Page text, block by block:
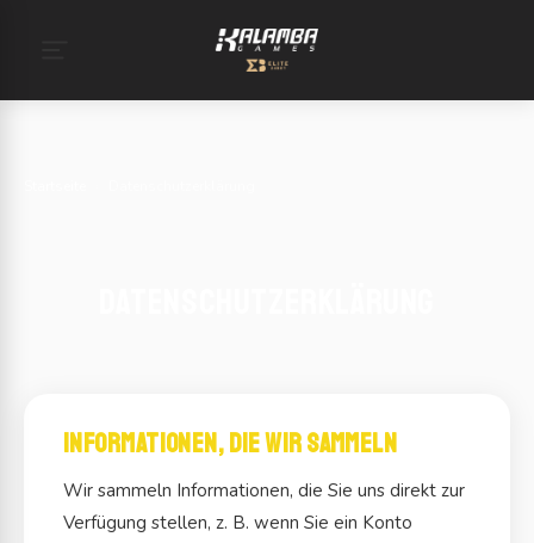
Informationen, die wir sammeln
Wir sammeln Informationen, die Sie uns direkt zur
Verfügung stellen, z. B. wenn Sie ein Konto